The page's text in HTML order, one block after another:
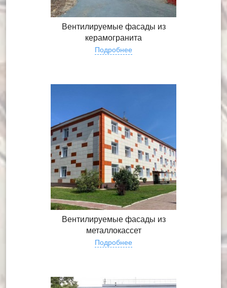
Вентилируемые фасады из
керамогранита
Подробнее
Вентилируемые фасады из
металлокассет
Подробнее